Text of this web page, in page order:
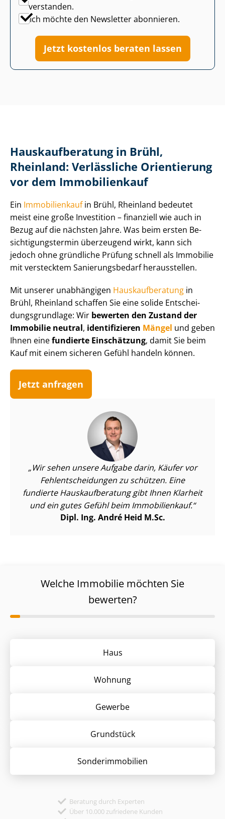
verstanden.
Ich möchte den Newsletter abonnieren.
Jetzt kostenlos beraten lassen
Haus­kauf­be­ra­tung in Brühl,
Rheinland: Verlässliche Orientierung
vor dem Immobilienkauf
Ein Immobilienkaufin Brühl, Rheinland bedeutet
meist eine große Investition – finanziell wie auch in
Bezug auf die nächsten Jahre. Was beim ersten Be­
sich­ti­gungs­ter­min überzeugend wirkt, kann sich
jedoch ohne gründliche Prüfung schnell als Immobilie
mit verstecktem Sa­nie­rungs­be­darf herausstellen.
Mit unserer unabhängigen Haus­kauf­be­ra­tung in
Brühl, Rheinland schaffen Sie eine solide Ent­schei­
dungs­grund­la­ge: Wir bewerten den Zustand der
Immobilie neutral, identifizieren Mängel und geben
Ihnen einefundierte Einschätzung, damit Sie beim
Kauf mit einem sicheren Gefühl handeln können.
Jetzt anfragen
Wir sehen unsere Aufgabe darin, Käufer vor
Fehl­ent­schei­dun­gen zu schützen. Eine
fundierte Haus­kauf­be­ra­tung gibt Ihnen Klarheit
und ein gutes Gefühl beim Immobilienkauf.
Dipl. Ing. André Heid M.Sc.
Welche Immobilie möchten Sie
bewerten?
Haus
Wohnung
Gewerbe
Grund­stück
Sonder­immobilien
Beratung durch Experten
Über 10.000 zufriedene Kunden